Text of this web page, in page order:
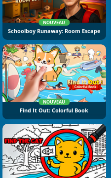
NOUVEAU
Schoolboy Runaway: Room Escape
NOUVEAU
Find It Out: Colorful Book